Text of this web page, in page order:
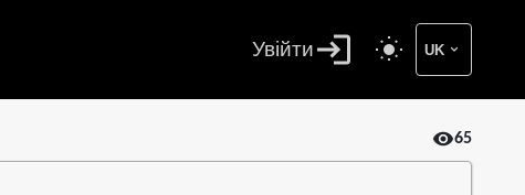
Увійти UK
65